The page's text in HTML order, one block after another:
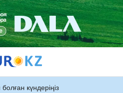
күндеріңіз